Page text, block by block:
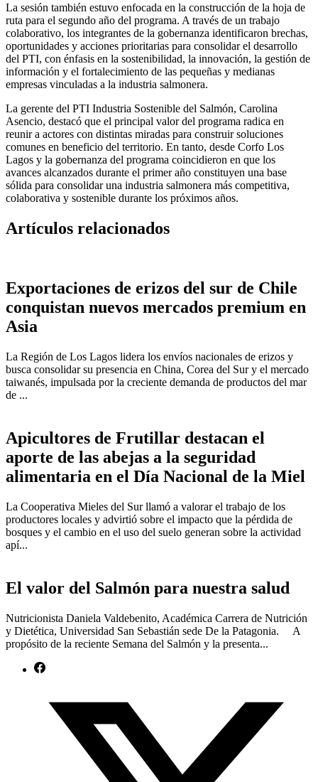
La sesión también estuvo enfocada en la construcción de la hoja de
ruta para el segundo año del programa. A través de un trabajo
colaborativo, los integrantes de la gobernanza identificaron brechas,
oportunidades y acciones prioritarias para consolidar el desarrollo
del PTI, con énfasis en la sostenibilidad, la innovación, la gestión de
información y el fortalecimiento de las pequeñas y medianas
empresas vinculadas a la industria salmonera.
La gerente del PTI Industria Sostenible del Salmón, Carolina
Asencio, destacó que el principal valor del programa radica en
reunir a actores con distintas miradas para construir soluciones
comunes en beneficio del territorio. En tanto, desde Corfo Los
Lagos y la gobernanza del programa coincidieron en que los
avances alcanzados durante el primer año constituyen una base
sólida para consolidar una industria salmonera más competitiva,
colaborativa y sostenible durante los próximos años.
Artículos relacionados
Exportaciones de erizos del sur de Chile
conquistan nuevos mercados premium en
Asia
La Región de Los Lagos lidera los envíos nacionales de erizos y
busca consolidar su presencia en China, Corea del Sur y el mercado
taiwanés, impulsada por la creciente demanda de productos del mar
de ...
Apicultores de Frutillar destacan el
aporte de las abejas a la seguridad
alimentaria en el Día Nacional de la Miel
La Cooperativa Mieles del Sur llamó a valorar el trabajo de los
productores locales y advirtió sobre el impacto que la pérdida de
bosques y el cambio en el uso del suelo generan sobre la actividad
apí...
El valor del Salmón para nuestra salud
Nutricionista Daniela Valdebenito, Académica Carrera de Nutrición
y Dietética, Universidad San Sebastián sede De la Patagonia. A
propósito de la reciente Semana del Salmón y la presenta...